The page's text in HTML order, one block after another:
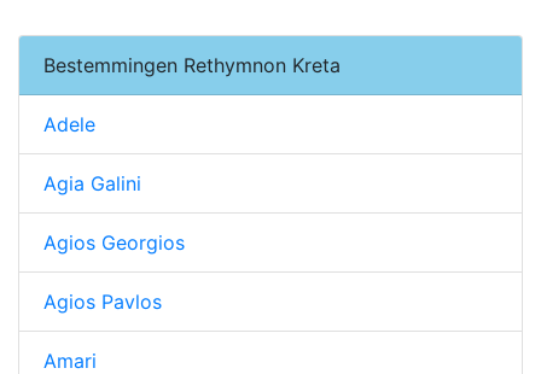
Bestemmingen Rethymnon Kreta
Adele
Agia Galini
Agios Georgios
Agios Pavlos
Amari